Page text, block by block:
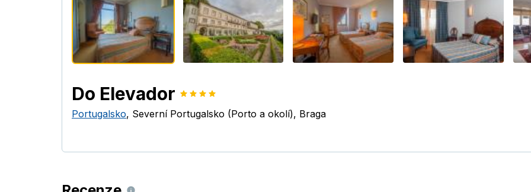
Do Elevador
Portugalsko, Severní Portugalsko (Porto a okolí), Braga